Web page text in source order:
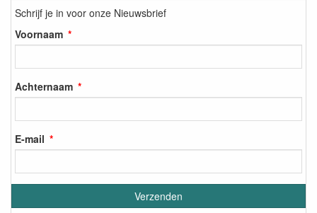
Schrijf je in voor onze Nieuwsbrief
Voornaam
Achternaam
E-mail